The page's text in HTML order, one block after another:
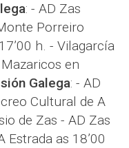
: - AD Zas
Porreiro
h. - Vilagarcía
en
Galega: - AD
Cultural de A
de Zas - AD Zas
as 18’00